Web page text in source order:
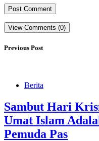
View Comments (0)
Previous Post
Berita
Sambut Hari
Umat Islam
Pemuda Pas